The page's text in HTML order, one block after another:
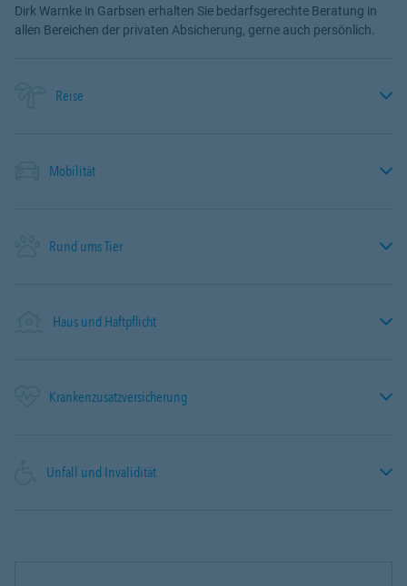
Dirk Warnke in Garbsen erhalten Sie bedarfsgerechte Beratung in
allen Bereichen der privaten Absicherung, gerne auch persönlich.
Reise
Mobilität
Rund ums Tier
Haus und Haftpflicht
Krankenzusatzversicherung
Unfall und Invalidität